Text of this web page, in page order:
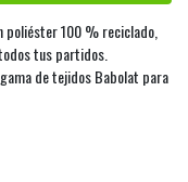
poliéster 100 % reciclado,
tus partidos.
de tejidos Babolat para